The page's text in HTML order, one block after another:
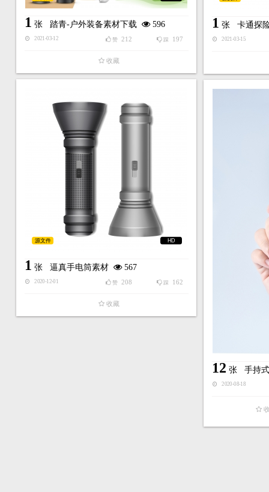
1 张 卡通探
2021-03-15
1 张 踏青-户外装备素材下载 596
2021-03-12 踩 197
赞 212
收藏
HD
源文件
1 张 逼真手电筒素材 567
2020-12-01 踩 162
赞 208
收藏
12 张 手持
2020-08-18